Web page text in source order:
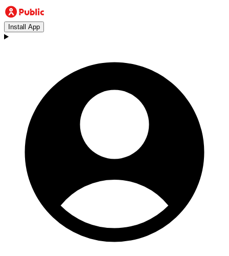
Install App